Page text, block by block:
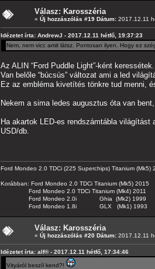
Válasz: Karosszéria
« Új hozzászólás #19 Dátum: 2017.12.11
Idézetet írta: AndrewJ - 2017.12.11 hétfő, 19:37:23
Nem, nem vicc amit látsz. Pontosan ilyen. Hogy ez
Az ALIN “Ford Puddle Light”-ként keressétek.
Van belőle “búcsús” változat ami a led
Ez az embléma kivetítés tönkre tud menni,
Nekem a sima ledes augusztus óta van
Ha akartok LED-es rendszámtábla
USD/db.
Ford Mondeo 2.0 TDCi (225 Superchips) Titanium (Mk5)
Korábban: Ford Mondeo 2.0 TDCi Titanium (Mk5) 2015
Ford Mondeo 2.0 TDCi Titanium (Mk4) 2011
Ford Mondeo 2.0i Ghia (Mk2) 1999
Ford Mondeo 1.8i GLX (Mk1) 1993
Válasz: Karosszéria
« Új hozzászólás #20 Dátum: 2017.12.11
Idézetet írta: alf® - 2017.12.11 hétfő, 17:34:46
Vityáról beszíl kend?!